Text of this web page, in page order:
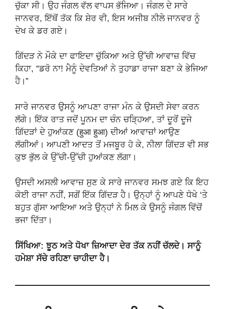
ਚੁੱਕਾ ਸੀ। ਉਹ ਜੰਗਲ ਵੱਲ ਵਾਪਸ ਭੱਜਿਆ। ਜੰਗਲ ਦੇ ਸਾਰੇ
ਜਾਨਵਰ, ਇੱਥੋਂ ਤੱਕ ਕਿ ਸ਼ੇਰ ਵੀ, ਇਸ ਅਜੀਬ ਨੀਲੇ ਜਾਨਵਰ ਨੂੰ
ਦੇਖ ਕੇ ਡਰ ਗਏ।
ਗਿੱਦੜ ਨੇ ਮੌਕੇ ਦਾ ਫਾਇਦਾ ਚੁੱਕਿਆ ਅਤੇ ਉੱਚੀ ਆਵਾਜ਼ ਵਿੱਚ
ਕਿਹਾ, “ਡਰੋ ਨਾ! ਮੈਨੂੰ ਦੇਵਤਿਆਂ ਨੇ ਤੁਹਾਡਾ ਰਾਜਾ ਬਣਾ ਕੇ ਭੇਜਿਆ
ਹੈ।”
ਸਾਰੇ ਜਾਨਵਰ ਉਸਨੂੰ ਆਪਣਾ ਰਾਜਾ ਮੰਨ ਕੇ ਉਸਦੀ ਸੇਵਾ ਕਰਨ
ਲੱਗੇ। ਇੱਕ ਰਾਤ ਜਦੋਂ ਪੂਨਮ ਦਾ ਚੰਨ ਚੜ੍ਹਿਆ, ਤਾਂ ਦੂਰੋਂ ਦੂਜੇ
ਗਿੱਦੜਾਂ ਦੇ ਹੁਆਂਕਣ (हुआ हुआ) ਦੀਆਂ ਆਵਾਜ਼ਾਂ ਆਉਣ
ਲੱਗੀਆਂ। ਆਪਣੀ ਆਦਤ ਤੋਂ ਮਜਬੂਰ ਹੋ ਕੇ, ਨੀਲਾ ਗਿੱਦੜ ਵੀ ਸਭ
ਕੁਝ ਭੁੱਲ ਕੇ ਉੱਚੀ-ਉੱਚੀ ਹੁਆਂਕਣ ਲੱਗਾ।
ਉਸਦੀ ਅਸਲੀ ਆਵਾਜ਼ ਸੁਣ ਕੇ ਸਾਰੇ ਜਾਨਵਰ ਸਮਝ ਗਏ ਕਿ ਇਹ
ਕੋਈ ਰਾਜਾ ਨਹੀਂ, ਸਗੋਂ ਇੱਕ ਗਿੱਦੜ ਹੈ। ਉਨ੍ਹਾਂ ਨੂੰ ਆਪਣੇ ਧੋਖੇ ‘ਤੇ
ਬਹੁਤ ਗੁੱਸਾ ਆਇਆ ਅਤੇ ਉਨ੍ਹਾਂ ਨੇ ਮਿਲ ਕੇ ਉਸਨੂੰ ਜੰਗਲ ਵਿੱਚੋਂ
ਭਜਾ ਦਿੱਤਾ।
ਸਿੱਖਿਆ: ਝੂਠ ਅਤੇ ਧੋਖਾ ਜ਼ਿਆਦਾ ਦੇਰ ਤੱਕ ਨਹੀਂ ਚੱਲਦੇ। ਸਾਨੂੰ
ਹਮੇਸ਼ਾ ਸੱਚੇ ਰਹਿਣਾ ਚਾਹੀਦਾ ਹੈ।